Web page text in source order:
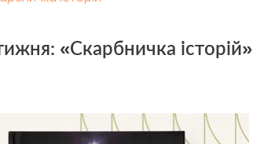
«Скарбничка історій»